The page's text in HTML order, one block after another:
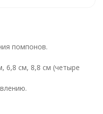
помпонов.
6,8 см, 8,8 см (четыре